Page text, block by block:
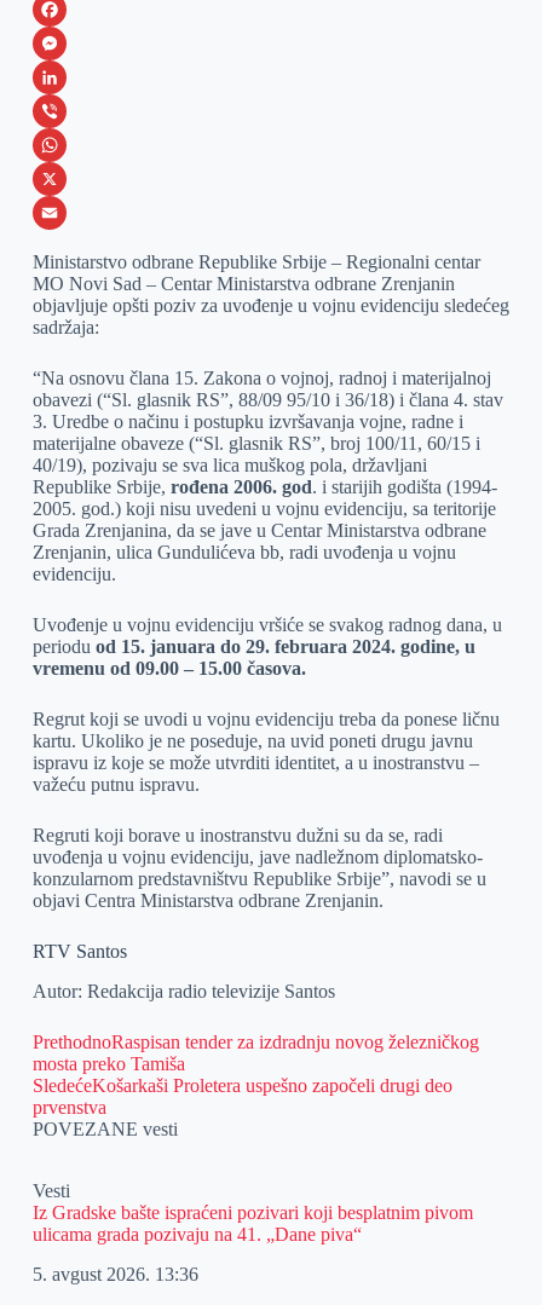
F
a
c
e
b
o
k
M
e
s
s
e
g
e
L
i
n
k
d
I
V
i
b
r
W
h
t
s
p
p
X
m
a
l
Ministarstvo odbrane Republike Srbije – Regionalni centar
MO Novi Sad – Centar Ministarstva odbrane Zrenjanin
objavljuje opšti poziv za uvođenje u vojnu evidenciju sledećeg
sadržaja:
“Na osnovu člana 15. Zakona o vojnoj, radnoj i materijalnoj
obavezi (“Sl. glasnik RS”, 88/09 95/10 i 36/18) i člana 4. stav
3. Uredbe o načinu i postupku izvršavanja vojne, radne i
materijalne obaveze (“Sl. glasnik RS”, broj 100/11, 60/15 i
40/19), pozivaju se sva lica muškog pola, državljani
Republike Srbije, rođena 2006. god. i starijih godišta (1994-
2005. god.) koji nisu uvedeni u vojnu evidenciju, sa teritorije
Grada Zrenjanina, da se jave u Centar Ministarstva odbrane
Zrenjanin, ulica Gundulićeva bb, radi uvođenja u vojnu
evidenciju.
Uvođenje u vojnu evidenciju vršiće se svakog radnog dana, u
periodu od 15. januara do 29. februara 2024. godine, u
vremenu od 09.00 – 15.00 časova.
Regrut koji se uvodi u vojnu evidenciju treba da ponese ličnu
kartu. Ukoliko je ne poseduje, na uvid poneti drugu javnu
ispravu iz koje se može utvrditi identitet, a u inostranstvu –
važeću putnu ispravu.
Regruti koji borave u inostranstvu dužni su da se, radi
uvođenja u vojnu evidenciju, jave nadležnom diplomatsko-
konzularnom predstavništvu Republike Srbije”, navodi se u
objavi Centra Ministarstva odbrane Zrenjanin.
RTV Santos
Autor: Redakcija radio televizije Santos
PrethodnoRaspisan tender za izdradnju novog železničkog
mosta preko Tamiša
SledećeKošarkaši Proletera uspešno započeli drugi deo
prvenstva
POVEZANE vesti
Vesti
Iz Gradske bašte ispraćeni pozivari koji besplatnim pivom
ulicama grada pozivaju na 41. „Dane piva“
5. avgust 2026. 13:36